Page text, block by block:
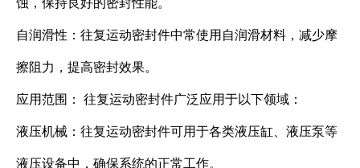
自润滑性：往复运动密封件中常使用自润滑材料，减少摩
擦阻力，提高密封效果。
应用范围： 往复运动密封件广泛应用于以下领域：
液压机械：往复运动密封件可用于各类液压缸、液压泵等
液压设备中，确保系统的正常工作。